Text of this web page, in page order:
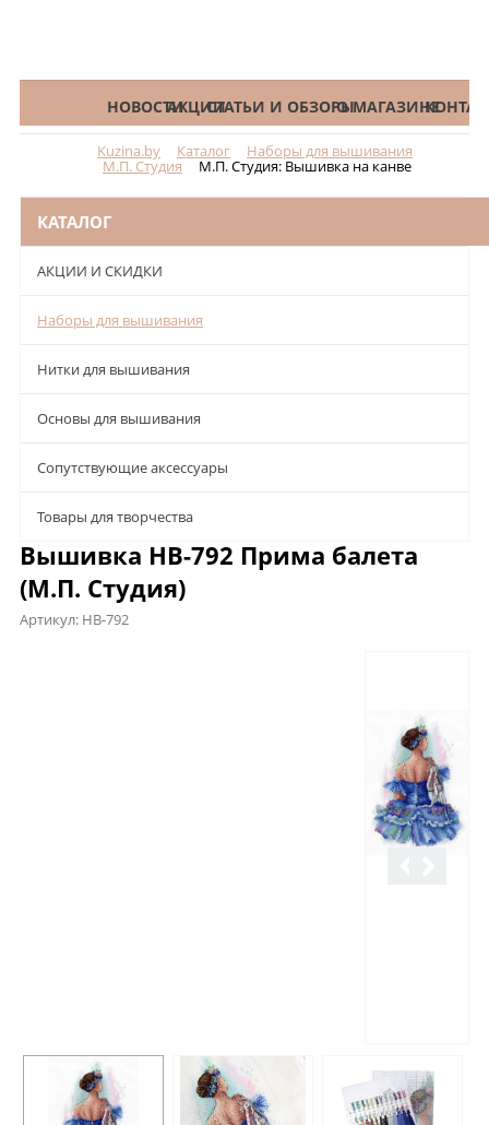
КАТАЛОГНОВОСТИАКЦИИСТАТЬИ И ОБЗОРЫО МАГАЗИНЕ
Kuzina.by Каталог Наборы для вышивания
М.П. Студия М.П. Студия: Вышивка на канве
КАТАЛОГ
АКЦИИ И СКИДКИ
Наборы для вышивания
Нитки для вышивания
Основы для вышивания
Сопутствующие аксессуары
Товары для творчества
Вышивка НВ-792 Прима балета
(М.П. Студия)
Артикул: НВ-792